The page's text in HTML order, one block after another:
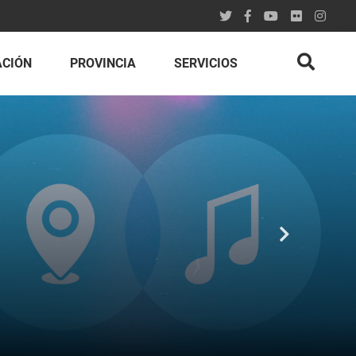
PROVINCIA SERVICIOS